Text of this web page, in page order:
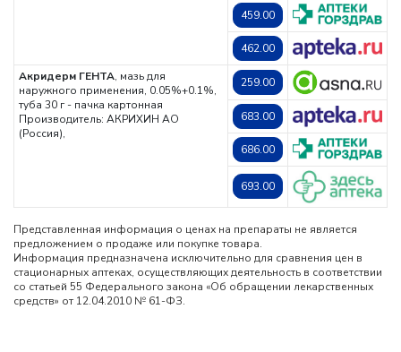
459.00
462.00
Акридерм ГЕНТА, мазь для
наружного применения, 0.05%+0.1%,
туба 30 г - пачка картонная
Производитель: АКРИХИН АО
(Россия),
259.00
683.00
686.00
693.00
Представленная информация о ценах на препараты не является
предложением о продаже или покупке товара.
Информация предназначена исключительно для сравнения цен в
стационарных аптеках, осуществляющих деятельность в соответствии
со статьей 55 Федерального закона «Об обращении лекарственных
средств» от 12.04.2010 № 61-ФЗ.